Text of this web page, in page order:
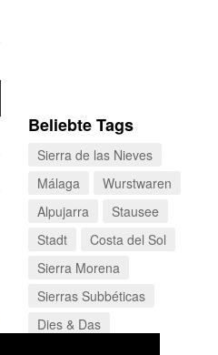
Beliebte Tags
Sierra de las Nieves
Málaga
Wurstwaren
Alpujarra
Stausee
Stadt
Costa del Sol
Sierra Morena
Sierras Subbéticas
Dies & Das